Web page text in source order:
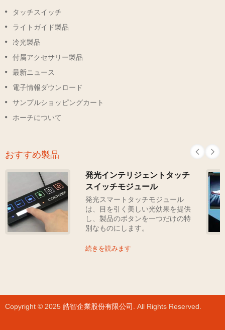
タッチスイッチ
ライトガイド製品
冷光製品
付属アクセサリー製品
最新ニュース
電子情報ダウンロード
サンプルショッピングカート
ホーチについて
おすすめ製品
発光インテリジェントタッチ
スイッチモジュール
発光スマートタッチモジュール
は、目を引く美しい光効果を提供
し、製品のボタンを一つだけの特
別なものにします。
続きを読みます
Copyright © 2025 皓智企業股份有限公司 . All Rights Reserved.